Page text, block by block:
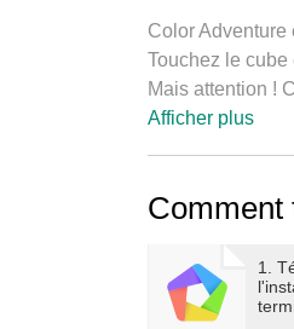
Color Adventure
Touchez le
Mais attention !
Voici pourquoi
- Des
- Un design
Bonne chance
Afficher plus
Comment
1.